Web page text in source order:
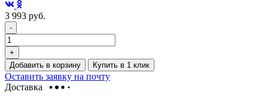
3 993 руб.
-
+
Добавить в корзину
Купить в 1 клик
Оставить заявку на почту
Доставка